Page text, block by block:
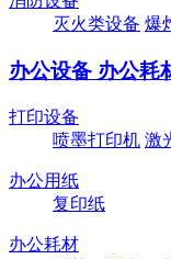
灭火类设备 爆
办公设备 办公耗
打印设备
喷墨打印机 激
办公用纸
复印纸
办公耗材